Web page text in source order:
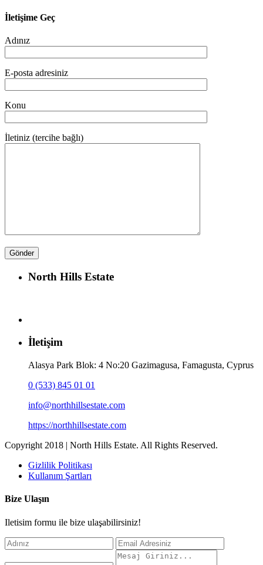
İletişime Geç
Adınız
E-posta adresiniz
Konu
İletiniz (tercihe bağlı)
North Hills Estate
İletişim
Alasya Park Blok: 4 No:20 Gazimagusa, Famagusta, Cyprus
0 (533) 845 01 01
info@northhillsestate.com
https://northhillsestate.com
Copyright 2018 | North Hills Estate. All Rights Reserved.
Gizlilik Politikası
Kullanım Şartları
Bize Ulaşın
Iletisim formu ile bize ulaşabilirsiniz!